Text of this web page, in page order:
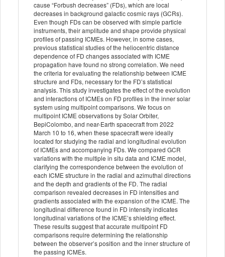
cause “Forbush decreases” (FDs), which are local
decreases in background galactic cosmic rays (GCRs).
Even though FDs can be observed with simple particle
instruments, their amplitude and shape provide physical
profiles of passing ICMEs. However, in some cases,
previous statistical studies of the heliocentric distance
dependence of FD changes associated with ICME
propagation have found no strong correlation. We need
the criteria for evaluating the relationship between ICME
structure and FDs, necessary for the FD’s statistical
analysis. This study investigates the effect of the evolution
and interactions of ICMEs on FD profiles in the inner solar
system using multipoint comparisons. We focus on
multipoint ICME observations by Solar Orbiter,
BepiColombo, and near-Earth spacecraft from 2022
March 10 to 16, when these spacecraft were ideally
located for studying the radial and longitudinal evolution
of ICMEs and accompanying FDs. We compared GCR
variations with the multiple in situ data and ICME model,
clarifying the correspondence between the evolution of
each ICME structure in the radial and azimuthal directions
and the depth and gradients of the FD. The radial
comparison revealed decreases in FD intensities and
gradients associated with the expansion of the ICME. The
longitudinal difference found in FD intensity indicates
longitudinal variations of the ICME’s shielding effect.
These results suggest that accurate multipoint FD
comparisons require determining the relationship
between the observer’s position and the inner structure of
the passing ICMEs.